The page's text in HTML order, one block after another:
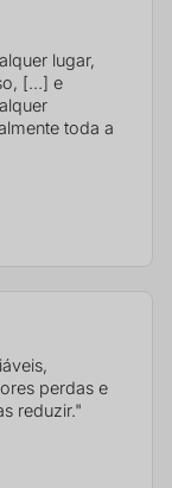
lugar,
[…] e
toda a
perdas e
reduzir."